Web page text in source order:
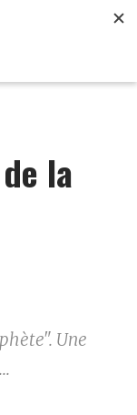
la
Une